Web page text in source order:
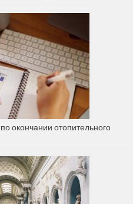
окончании отопительного